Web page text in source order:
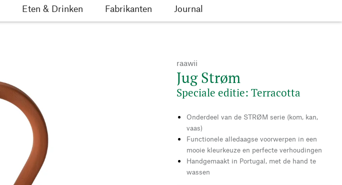
Eten & Drinken Fabrikanten Journal
raawii
Jug Strøm
Speciale editie: Terracotta
Onderdeel van de STRØM serie (kom, kan,
vaas)
Functionele alledaagse voorwerpen in een
mooie kleurkeuze en perfecte verhoudingen
Handgemaakt in Portugal, met de hand te
wassen